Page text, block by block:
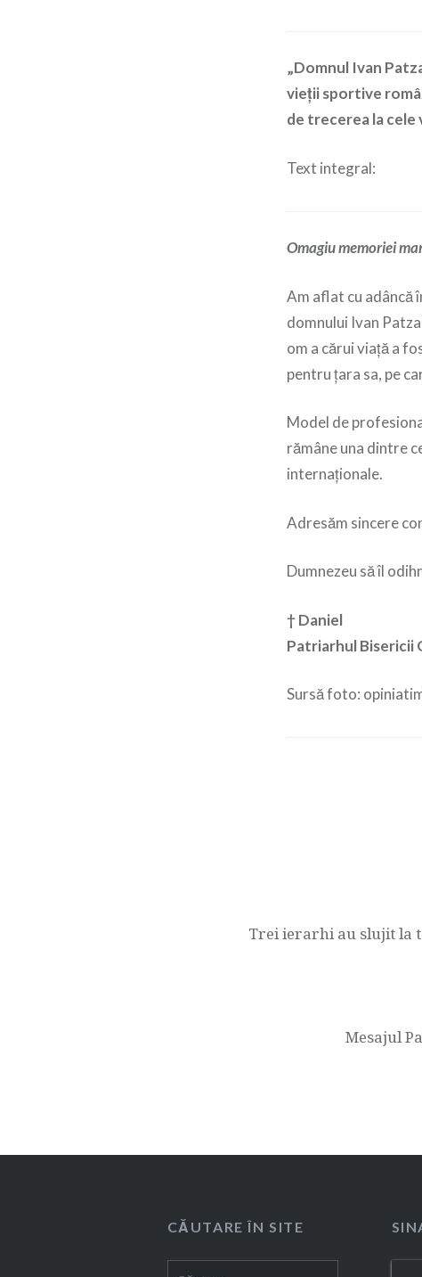
„Domnul Ivan
vieții sportive
de trecerea la cele
Text integral:
Omagiu memoriei
Am aflat cu adâncă
domnului Ivan
om a cărui viață a
pentru țara sa, pe
Model de
rămâne una dintre
internaționale.
Adresăm sincere
Dumnezeu să îl
† Daniel
Patriarhul Bisericii
Sursă foto:
Trei ierarhi au slujit la
Mesajul
CĂUTARE ÎN SITE